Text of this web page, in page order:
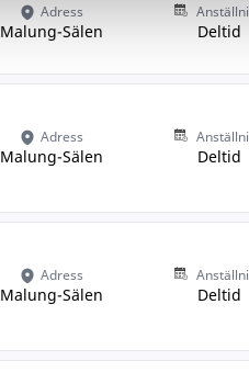
Adress
Malung-Sälen Deltid
Adress
Malung-Sälen Deltid
Adress
Malung-Sälen Deltid